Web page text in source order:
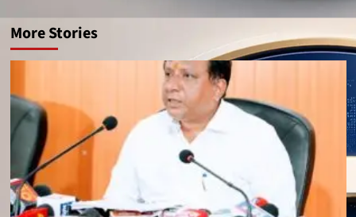
More Stories